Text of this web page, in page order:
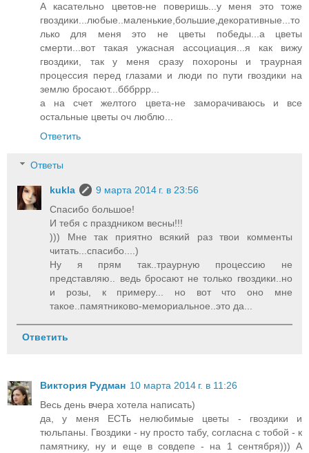
А касательно цветов-не поверишь...у меня это тоже
гвоздики...любые..маленькие,большие,декоративные...то
лько для меня это не цветы победы...а цветы
смерти...вот такая ужасная ассоциация...я как вижу
гвоздики, так у меня сразу похороны и траурная
процессия перед глазами и люди по пути гвоздики на
землю бросают...бббррр...
а на счет желтого цвета-не заморачиваюсь и все
остальные цветы оч люблю...
Ответить
Ответы
kukla
9 марта 2014 г. в 23:56
Спасибо большое!
И тебя с праздником весны!!!
))) Мне так приятно всякий раз твои комменты
читать...спасибо....)
Ну я прям так..траурную процессию не
представляю.. ведь бросают не только гвоздики..но
и розы, к примеру... но вот что оно мне
такое..памятниково-мемориальное..это да...
Ответить
Виктория Рудман 10 марта 2014 г. в 11:26
Весь день вчера хотела написать)
да, у меня ЕСТь нелюбимые цветы - гвоздики и
тюльпаны. Гвоздики - ну просто табу, согласна с тобой - к
памятнику, ну и еще в совдепе - на 1 сентября))) А